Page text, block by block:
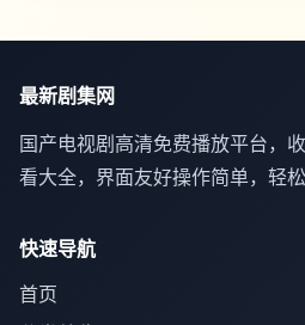
最新剧集网
国产电视剧高清免费播放平台，
看大全，界面友好操作简单，轻
快速导航
首页